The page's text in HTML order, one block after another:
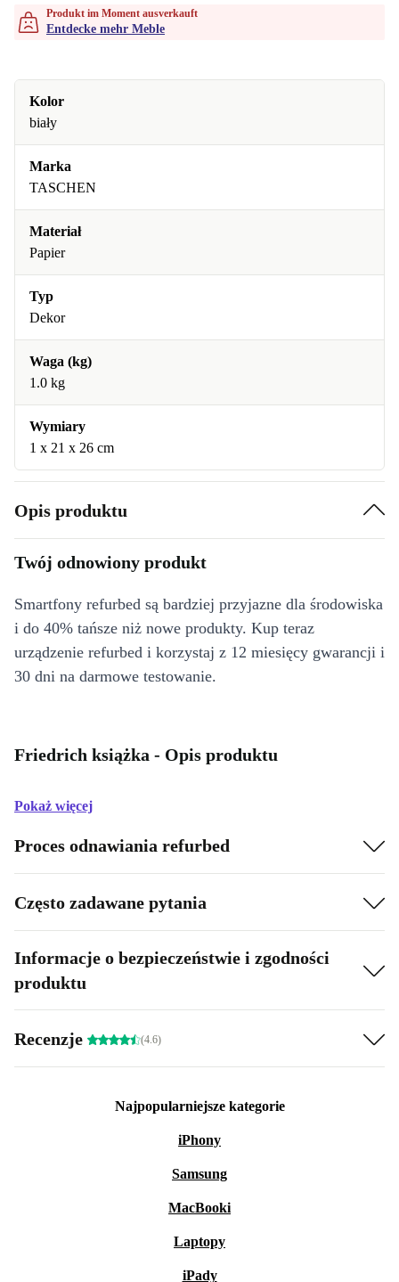
Produkt im Moment ausverkauft
Entdecke mehr Meble
Kolor
biały
Marka
TASCHEN
Materiał
Papier
Typ
Dekor
Waga (kg)
1.0 kg
Wymiary
1 x 21 x 26 cm
Opis produktu
Twój odnowiony produkt
Smartfony refurbed są bardziej przyjazne dla środowiska
i do 40% tańsze niż nowe produkty. Kup teraz
urządzenie refurbed i korzystaj z 12 miesięcy gwarancji i
30 dni na darmowe testowanie.
Friedrich książka - Opis produktu
Pokaż więcej
Proces odnawiania refurbed
Często zadawane pytania
Informacje o bezpieczeństwie i zgodności
produktu
Recenzje (4.6)
Najpopularniejsze kategorie
iPhony
Samsung
MacBooki
Laptopy
iPady